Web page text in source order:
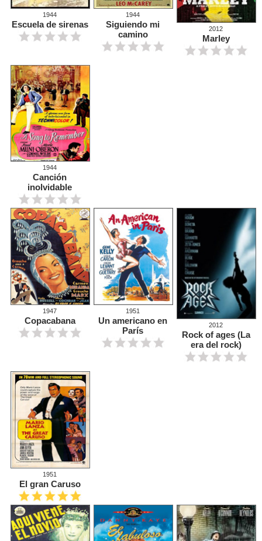
1944
Escuela de sirenas
1944
Siguiendo mi
camino
2012
Marley
1944
Canción
inolvidable
1947
Copacabana
1951
Un americano en
París
2012
Rock of ages (La
era del rock)
1951
El gran Caruso